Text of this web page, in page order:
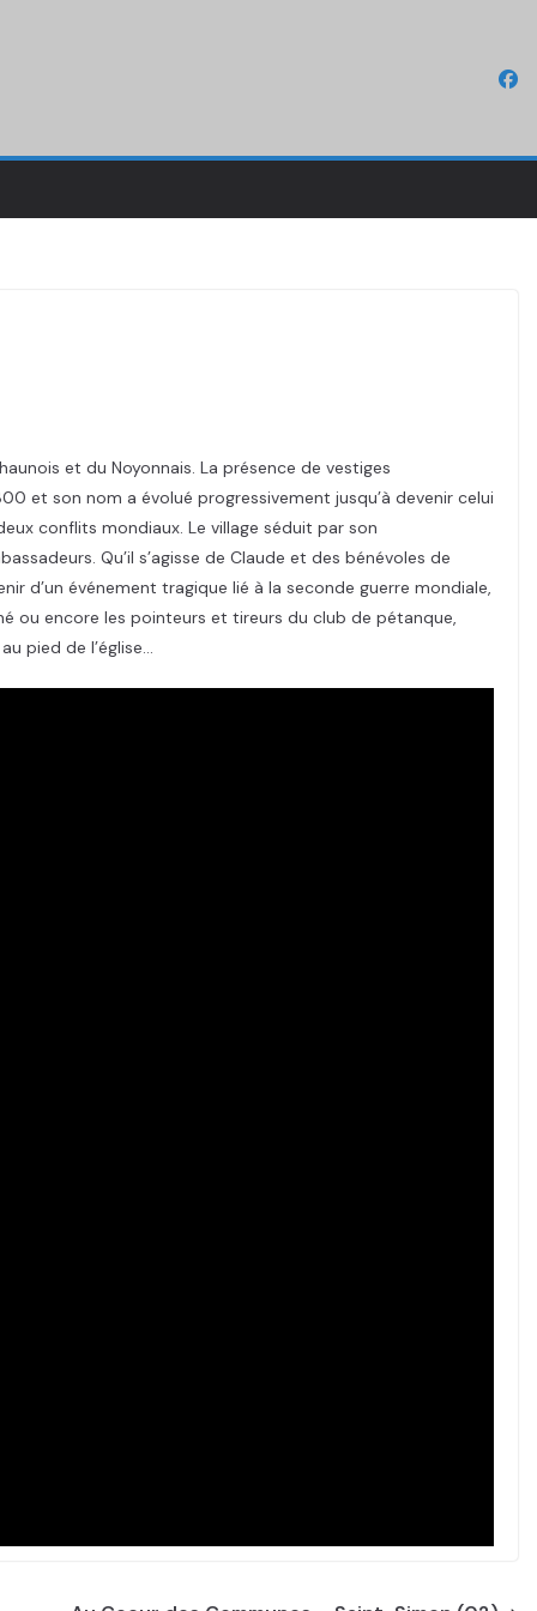
et du Noyonnais. La présence de vestiges
et son nom a évolué progressivement jusqu’à devenir celui
conflits mondiaux. Le village séduit par son
Qu’il s’agisse de Claude et des bénévoles de
d’un événement tragique lié à la seconde guerre mondiale,
ou encore les pointeurs et tireurs du club de pétanque,
pied de l’église…